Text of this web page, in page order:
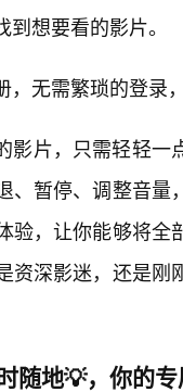
想要看的影片。
，无需繁琐的登录
影片，只需轻轻
、暂停、调整音
验，让你能够将
资深影迷，还是
随地💡，你的